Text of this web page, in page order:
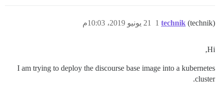
technik (technik) 21 يونيو 2019، 10:03م 1
Hi,
I am trying to deploy the discourse base image into a kubernetes
cluster.